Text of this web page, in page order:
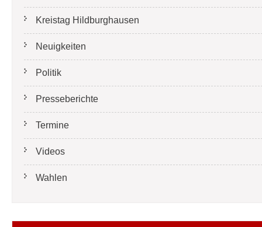
Kreistag Hildburghausen
Neuigkeiten
Politik
Presseberichte
Termine
Videos
Wahlen